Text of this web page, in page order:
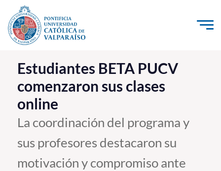
Click acá para ir directamente al contenido
La Universidad
Investigación, Creación e Innovación
PUCV Internacional
Vinculación con el Medio
Admisión
Estudiantes BETA PUCV
comenzaron sus clases
online
La coordinación del programa y
sus profesores destacaron su
motivación y compromiso ante